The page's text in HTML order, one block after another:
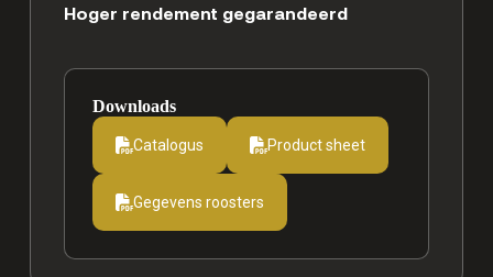
Hoger rendement gegarandeerd
Downloads
Catalogus Product sheet
Gegevens roosters